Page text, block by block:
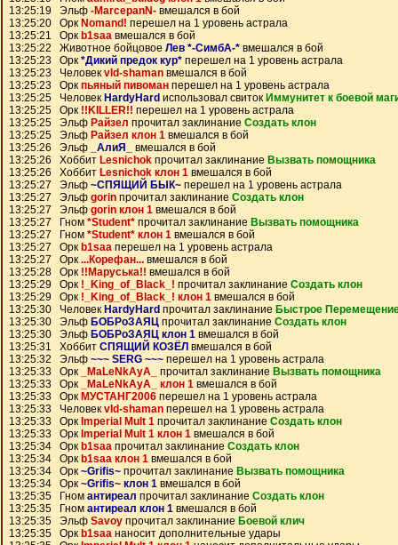
13:25:19 Эльф -MarcepanN- вмешался в бой
13:25:20 Орк Nomand! перешел на 1 уровень астрала
13:25:21 Орк b1saa вмешался в бой
13:25:22 Животное бойцовое Лев *-СимбА-* вмешался в бой
13:25:23 Орк*Дикий предок кур* перешел на 1 уровень астрала
13:25:23 Человекvld-shaman вмешался в бой
13:25:23 Оркпьяный пивоман перешел на 1 уровень астрала
13:25:25 Человек HardyHard использовал свиток Иммунитет к боевой
13:25:25 Орк !!KILLER!! перешел на 1 уровень астрала
13:25:25 Эльф Райзел прочитал заклинание Создать клон
13:25:25 Эльф Райзел клон 1 вмешался в бой
13:25:26 Эльф
_АлиЯ_
вмешался в бой
13:25:26 Хоббит Lesnichok прочитал заклинание Вызвать помощника
13:25:26 Хоббит Lesnichok клон 1 вмешался в бой
13:25:27 Эльф ~СПЯЩИЙ БЫК~ перешел на 1 уровень астрала
13:25:27 Эльф gorin прочитал заклинание Создать клон
13:25:27 Эльф gorin клон 1 вмешался в бой
13:25:27 Гном *Student* прочитал заклинание Вызвать помощника
13:25:27 Гном *Student* клон 1 вмешался в бой
13:25:27 Орк b1saa перешел на 1 уровень астрала
13:25:27 Орк...Корефан... вмешался в бой
13:25:28 Орк !!Маруська!! вмешался в бой
13:25:29 Орк !_King_of_Black_! прочитал заклинание Создать клон
13:25:29 Орк !_King_of_Black_! клон 1 вмешался в бой
13:25:30 Человек HardyHard прочитал заклинание Быстрое
13:25:30 Эльф БОБРоЗАЯЦ прочитал заклинание Создать клон
13:25:30 Эльф БОБРоЗАЯЦ клон 1 вмешался в бой
13:25:31 Хоббит СПЯЩИЙ КОЗЁЛ вмешался в бой
13:25:32 Эльф ~~~ SERG ~~~ перешел на 1 уровень астрала
13:25:33 Орк
_MaLeNkAyA_ прочитал заклинание Вызвать помощника
13:25:33 Орк
_MaLeNkAyA_ клон 1 вмешался в бой
13:25:33 Орк МУСТАНГ2006 перешел на 1 уровень астрала
13:25:33 Человек vld-shaman перешел на 1 уровень астрала
13:25:33 Орк Imperial Mult 1 прочитал заклинание Создать клон
13:25:33 Орк Imperial Mult 1 клон 1 вмешался в бой
13:25:34 Орк b1saa прочитал заклинание Создать клон
13:25:34 Орк b1saa клон 1 вмешался в бой
13:25:34 Орк~Grifis~ прочитал заклинание Вызвать помощника
13:25:34 Орк~Grifis~ клон 1 вмешался в бой
13:25:35 Гном антиреал прочитал заклинание Создать клон
13:25:35 Гном антиреал клон 1 вмешался в бой
13:25:35 Эльф Savoy прочитал заклинание Боевой клич
13:25:35 Орк b1saa наносит дополнительные удары